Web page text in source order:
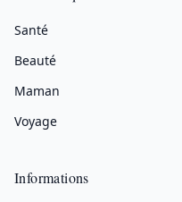
Santé
Beauté
Maman
Voyage
Informations